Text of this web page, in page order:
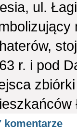
ul.
r. i pod
komentarze